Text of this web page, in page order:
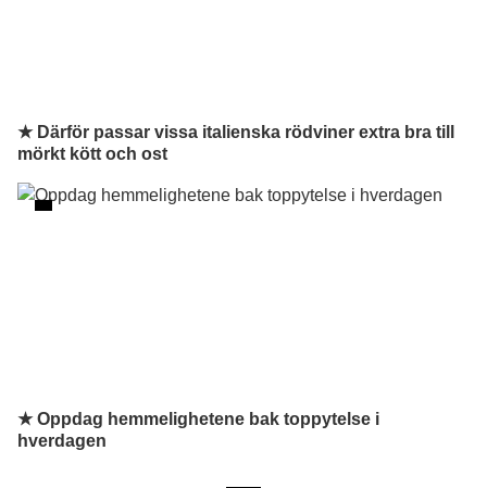
★ Därför passar vissa italienska rödviner extra bra till
mörkt kött och ost
★ Oppdag hemmelighetene bak toppytelse i
hverdagen